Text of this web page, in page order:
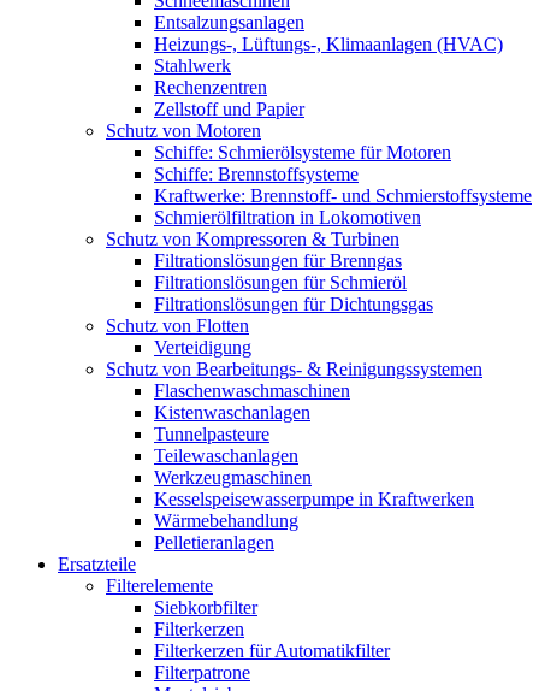
Entsalzungsanlagen
Heizungs-, Lüftungs-, Klimaanlagen (HVAC)
Stahlwerk
Rechenzentren
Zellstoff und Papier
Schutz von Motoren
Schiffe: Schmierölsysteme für Motoren
Schiffe: Brennstoffsysteme
Kraftwerke: Brennstoff- und Schmierstoffsysteme
Schmierölfiltration in Lokomotiven
Schutz von Kompressoren & Turbinen
Filtrationslösungen für Brenngas
Filtrationslösungen für Schmieröl
Filtrationslösungen für Dichtungsgas
Schutz von Flotten
Verteidigung
Schutz von Bearbeitungs- & Reinigungssystemen
Flaschenwaschmaschinen
Kistenwaschanlagen
Tunnelpasteure
Teilewaschanlagen
Werkzeugmaschinen
Kesselspeisewasserpumpe in Kraftwerken
Wärmebehandlung
Pelletieranlagen
Ersatzteile
Filterelemente
Siebkorbfilter
Filterkerzen
Filterkerzen für Automatikfilter
Filterpatrone